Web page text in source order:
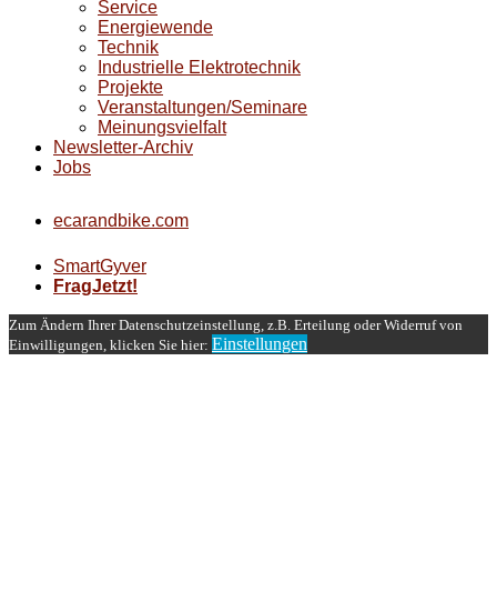
Service
Energiewende
Technik
Industrielle Elektrotechnik
Projekte
Veranstaltungen/Seminare
Meinungsvielfalt
Newsletter-Archiv
Jobs
ecarandbike.com
SmartGyver
FragJetzt!
Zum Ändern Ihrer Datenschutzeinstellung, z.B. Erteilung oder Widerruf von
Einwilligungen, klicken Sie hier: Einstellungen